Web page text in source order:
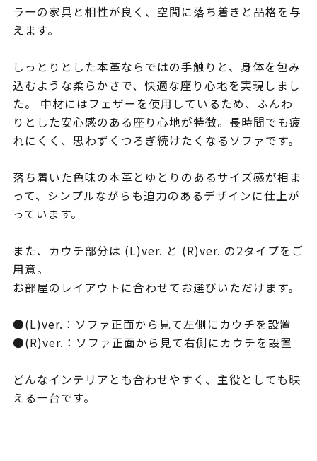
ラーの家具と相性が良く、空間に落ち着きと品格を与
えます。
しっとりとした本革ならではの手触りと、身体を包み
込むような柔らかさで、快適な座り心地を実現しまし
た。 中材にはフェザーを使用しているため、ふんわ
りとした安心感のある座り心地が特徴。長時間でも疲
れにくく、思わずくつろぎ続けたくなるソファです。
落ち着いた色味の本革とゆとりのあるサイズ感が相ま
って、シンプルながらも迫力のあるデザインに仕上が
っています。
また、カウチ部分は (L)ver. と (R)ver. の2タイプをご
用意。
お部屋のレイアウトに合わせてお選びいただけます。
●(L)ver.：ソファ正面から見て左側にカウチを設置
●(R)ver.：ソファ正面から見て右側にカウチを設置
どんなインテリアとも合わせやすく、主役としても映
える一台です。